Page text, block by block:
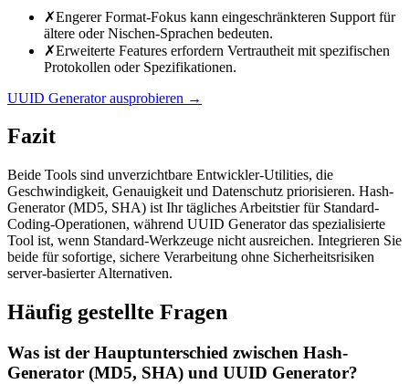
✗Engerer Format-Fokus kann eingeschränkteren Support für
ältere oder Nischen-Sprachen bedeuten.
✗Erweiterte Features erfordern Vertrautheit mit spezifischen
Protokollen oder Spezifikationen.
UUID Generator ausprobieren →
Fazit
Beide Tools sind unverzichtbare Entwickler-Utilities, die
Geschwindigkeit, Genauigkeit und Datenschutz priorisieren. Hash-
Generator (MD5, SHA) ist Ihr tägliches Arbeitstier für Standard-
Coding-Operationen, während UUID Generator das spezialisierte
Tool ist, wenn Standard-Werkzeuge nicht ausreichen. Integrieren Sie
beide für sofortige, sichere Verarbeitung ohne Sicherheitsrisiken
server-basierter Alternativen.
Häufig gestellte Fragen
Was ist der Hauptunterschied zwischen Hash-
Generator (MD5, SHA) und UUID Generator?